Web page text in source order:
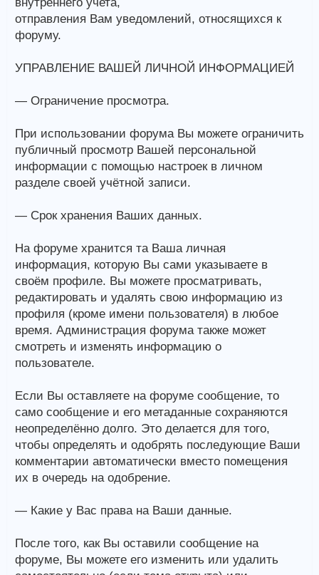
отправления Вам уведомлений, относящихся к
форуму.
УПРАВЛЕНИЕ ВАШЕЙ ЛИЧНОЙ ИНФОРМАЦИЕЙ
— Ограничение просмотра.
При использовании форума Вы можете ограничить
публичный просмотр Вашей персональной
информации с помощью настроек в личном
разделе своей учётной записи.
— Срок хранения Ваших данных.
На форуме хранится та Ваша личная
информация, которую Вы сами указываете в
своём профиле. Вы можете просматривать,
редактировать и удалять свою информацию из
профиля (кроме имени пользователя) в любое
время. Администрация форума также может
смотреть и изменять информацию о
пользователе.
Если Вы оставляете на форуме сообщение, то
само сообщение и его метаданные сохраняются
неопределённо долго. Это делается для того,
чтобы определять и одобрять последующие Ваши
комментарии автоматически вместо помещения
их в очередь на одобрение.
— Какие у Вас права на Ваши данные.
После того, как Вы оставили сообщение на
форуме, Вы можете его изменить или удалить